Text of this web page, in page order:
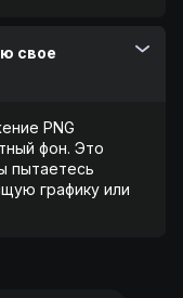
свое
PNG
фон. Это
пытаетесь
графику или